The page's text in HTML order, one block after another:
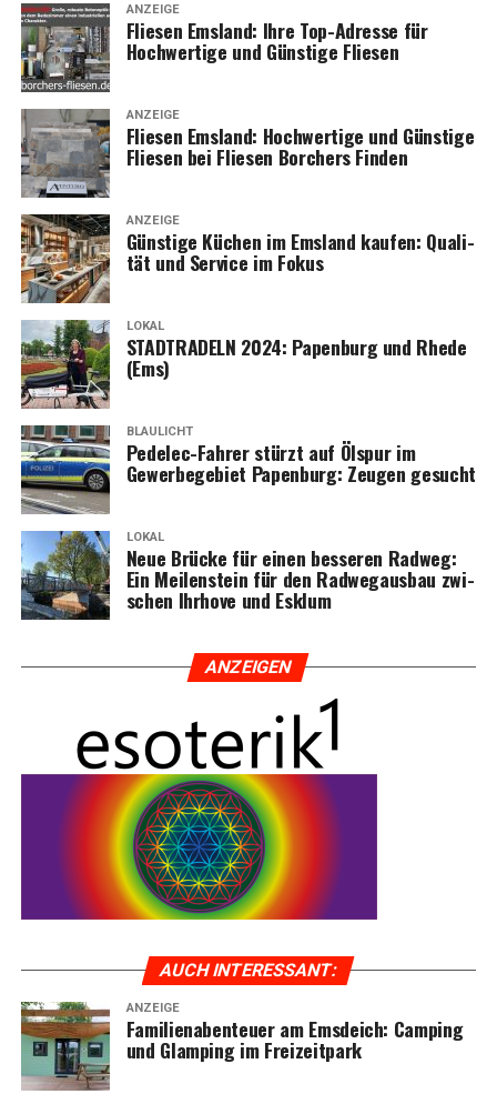
ANZEIGE
Flie­sen Ems­land: Ihre Top-Adres­se für
Hoch­wer­ti­ge und Güns­ti­ge Fliesen
ANZEIGE
Flie­sen Ems­land: Hoch­wer­ti­ge und Güns­ti­ge
Flie­sen bei Flie­sen Bor­chers Finden
ANZEIGE
Güns­ti­ge Küchen im Ems­land kau­fen: Qua­li­
tät und Ser­vice im Fokus
LOKAL
STADTRADELN 2024: Papen­burg und Rhe­de
(Ems)
BLAULICHT
Pedelec-Fah­rer stürzt auf Ölspur im
Gewer­be­ge­biet Papen­burg: Zeu­gen gesucht
LOKAL
Neue Brü­cke für einen bes­se­ren Rad­weg:
Ein Mei­len­stein für den Rad­weg­aus­bau zwi­
schen Ihr­ho­ve und Esklum
ANZEI­GEN
AUCH INTER­ES­SANT:
ANZEIGE
Fami­li­en­aben­teu­er am Ems­deich: Cam­ping
und Glam­ping im Freizeitpark